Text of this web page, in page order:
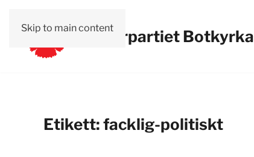
Skip to main contentVänsterpartiet Botkyrka
Etikett:facklig-politiskt